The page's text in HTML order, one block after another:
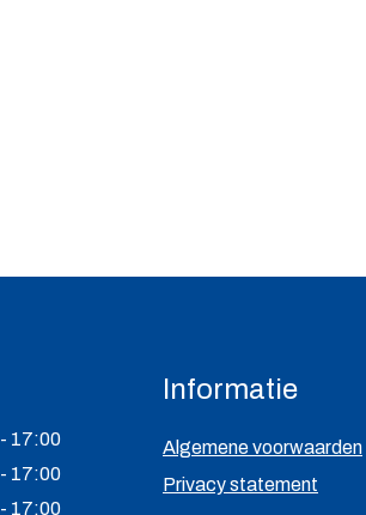
17:00
17:00
17:00
Informatie
Algemene voorwaarden
Privacy statement